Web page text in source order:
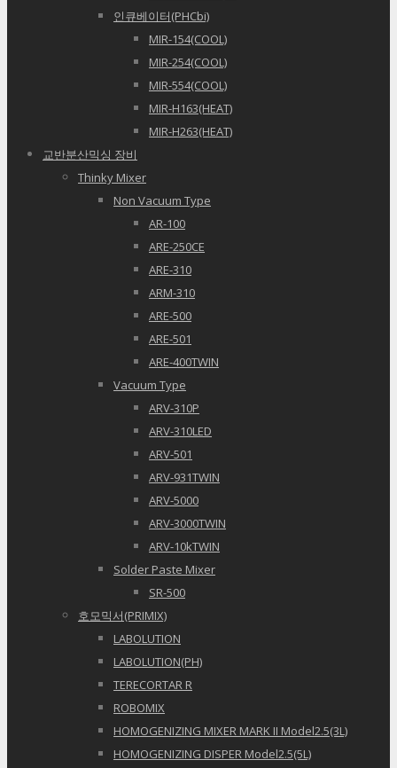
인큐베이터(PHCbi)
MIR-154(COOL)
MIR-254(COOL)
MIR-554(COOL)
MIR-H163(HEAT)
MIR-H263(HEAT)
교반분산믹싱 장비
Thinky Mixer
Non Vacuum Type
AR-100
ARE-250CE
ARE-310
ARM-310
ARE-500
ARE-501
ARE-400TWIN
Vacuum Type
ARV-310P
ARV-310LED
ARV-501
ARV-931TWIN
ARV-5000
ARV-3000TWIN
ARV-10kTWIN
Solder Paste Mixer
SR-500
호모믹서(PRIMIX)
LABOLUTION
LABOLUTION(PH)
TERECORTAR R
ROBOMIX
HOMOGENIZING MIXER MARK II Model2.5(3L)
HOMOGENIZING DISPER Model2.5(5L)